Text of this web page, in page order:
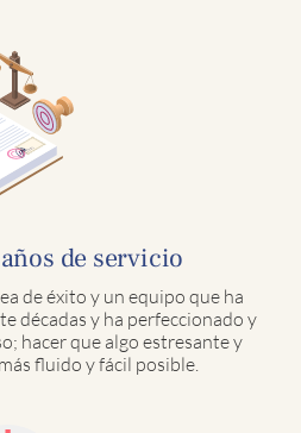
de servicio
de éxito y un equipo que ha
décadas y ha perfeccionado y
hacer que algo estresante y
fluido y fácil posible.